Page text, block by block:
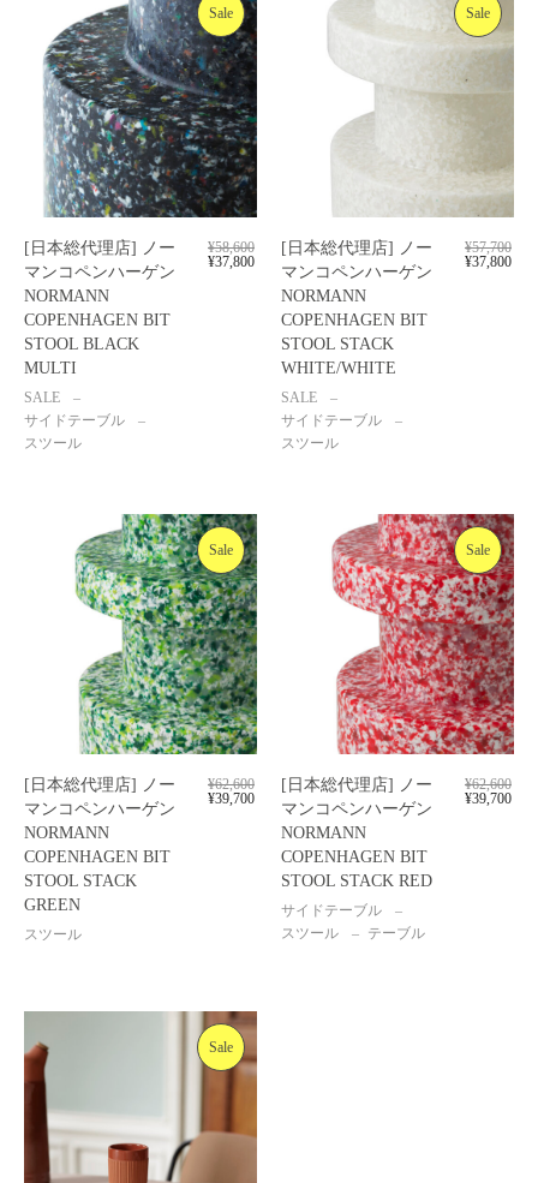
Sale
[日本総代理店] ノー
マンコペンハーゲン
NORMANN
COPENHAGEN BIT
STOOL BLACK
MULTI
SALE
サイドテーブル
スツール
¥58,600
¥37,800
Sale
[日本総代理店] ノー
マンコペンハーゲン
NORMANN
COPENHAGEN BIT
STOOL STACK
WHITE/WHITE
SALE
サイドテーブル
スツール
¥57,700
¥37,800
Sale
[日本総代理店] ノー
マンコペンハーゲン
NORMANN
COPENHAGEN BIT
STOOL STACK
GREEN
スツール
¥62,600
¥39,700
Sale
[日本総代理店] ノー
マンコペンハーゲン
NORMANN
COPENHAGEN BIT
STOOL STACK RED
サイドテーブル
スツール
テーブル
¥62,600
¥39,700
Sale